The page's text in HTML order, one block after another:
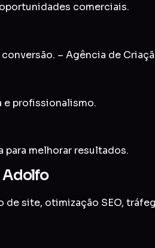
comerciais.
– Agência de
e profissionalismo.
melhorar resultados.
Adolfo
de site, otimização SEO,